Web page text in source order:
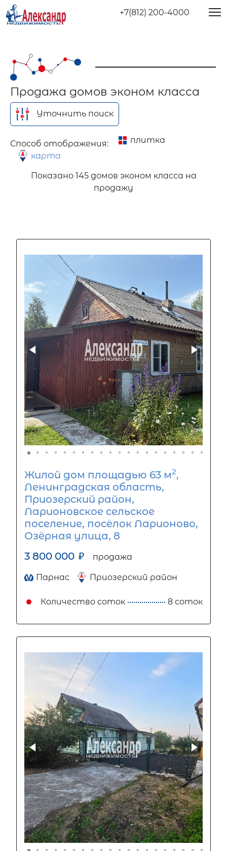
+7(812) 200-4000
Продажа домов эконом класса
Уточнить поиск
Способ отображения:
плитка
карта
Показано 145 домов эконом класса на
продажу
Жилой дом площадью 63 м2,
Ленинградская область,
Приозерский район,
Ларионовское сельское
поселение, посёлок Ларионово,
Озёрная улица, 8
3 800 000 ₽ продажа
Парнас Приозерский район
Количество соток 8 соток